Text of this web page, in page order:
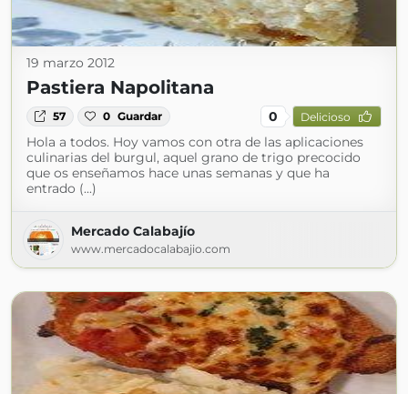
19 marzo 2012
Pastiera Napolitana
57 0 Guardar 0 Delicioso
Hola a todos. Hoy vamos con otra de las aplicaciones
culinarias del burgul, aquel grano de trigo precocido
que os enseñamos hace unas semanas y que ha
entrado (...)
Mercado Calabajío
www.mercadocalabajio.com